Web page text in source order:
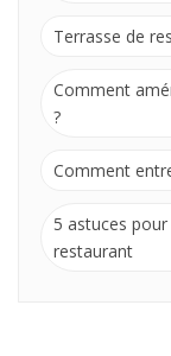
Terrasse de
Comment
?
Comment
5 astuces
restaurant